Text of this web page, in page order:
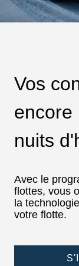
Vos
encore
nuits
Avec le
flottes, vous
la
votre flotte.